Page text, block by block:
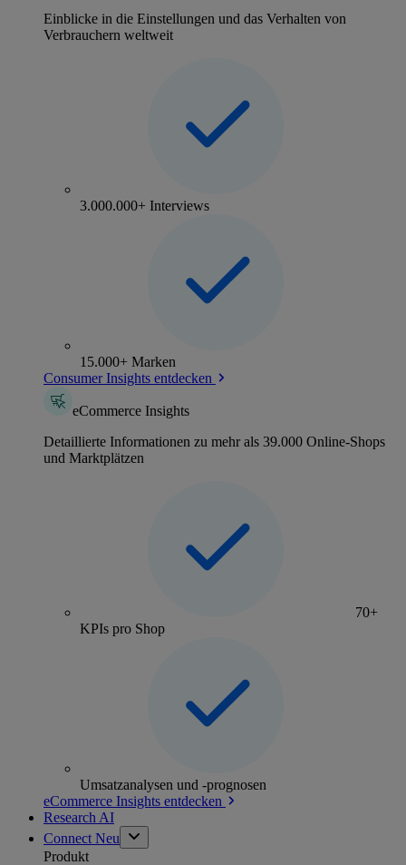
Einblicke in die Einstellungen und das Verhalten von
Verbrauchern weltweit
3.000.000+ Interviews
15.000+ Marken
Consumer Insights entdecken
eCommerce Insights
Detaillierte Informationen zu mehr als 39.000 Online-Shops
und Marktplätzen
70+
KPIs pro Shop
Umsatzanalysen und -prognosen
eCommerce Insights entdecken
Research AI
Connect Neu
Produkt